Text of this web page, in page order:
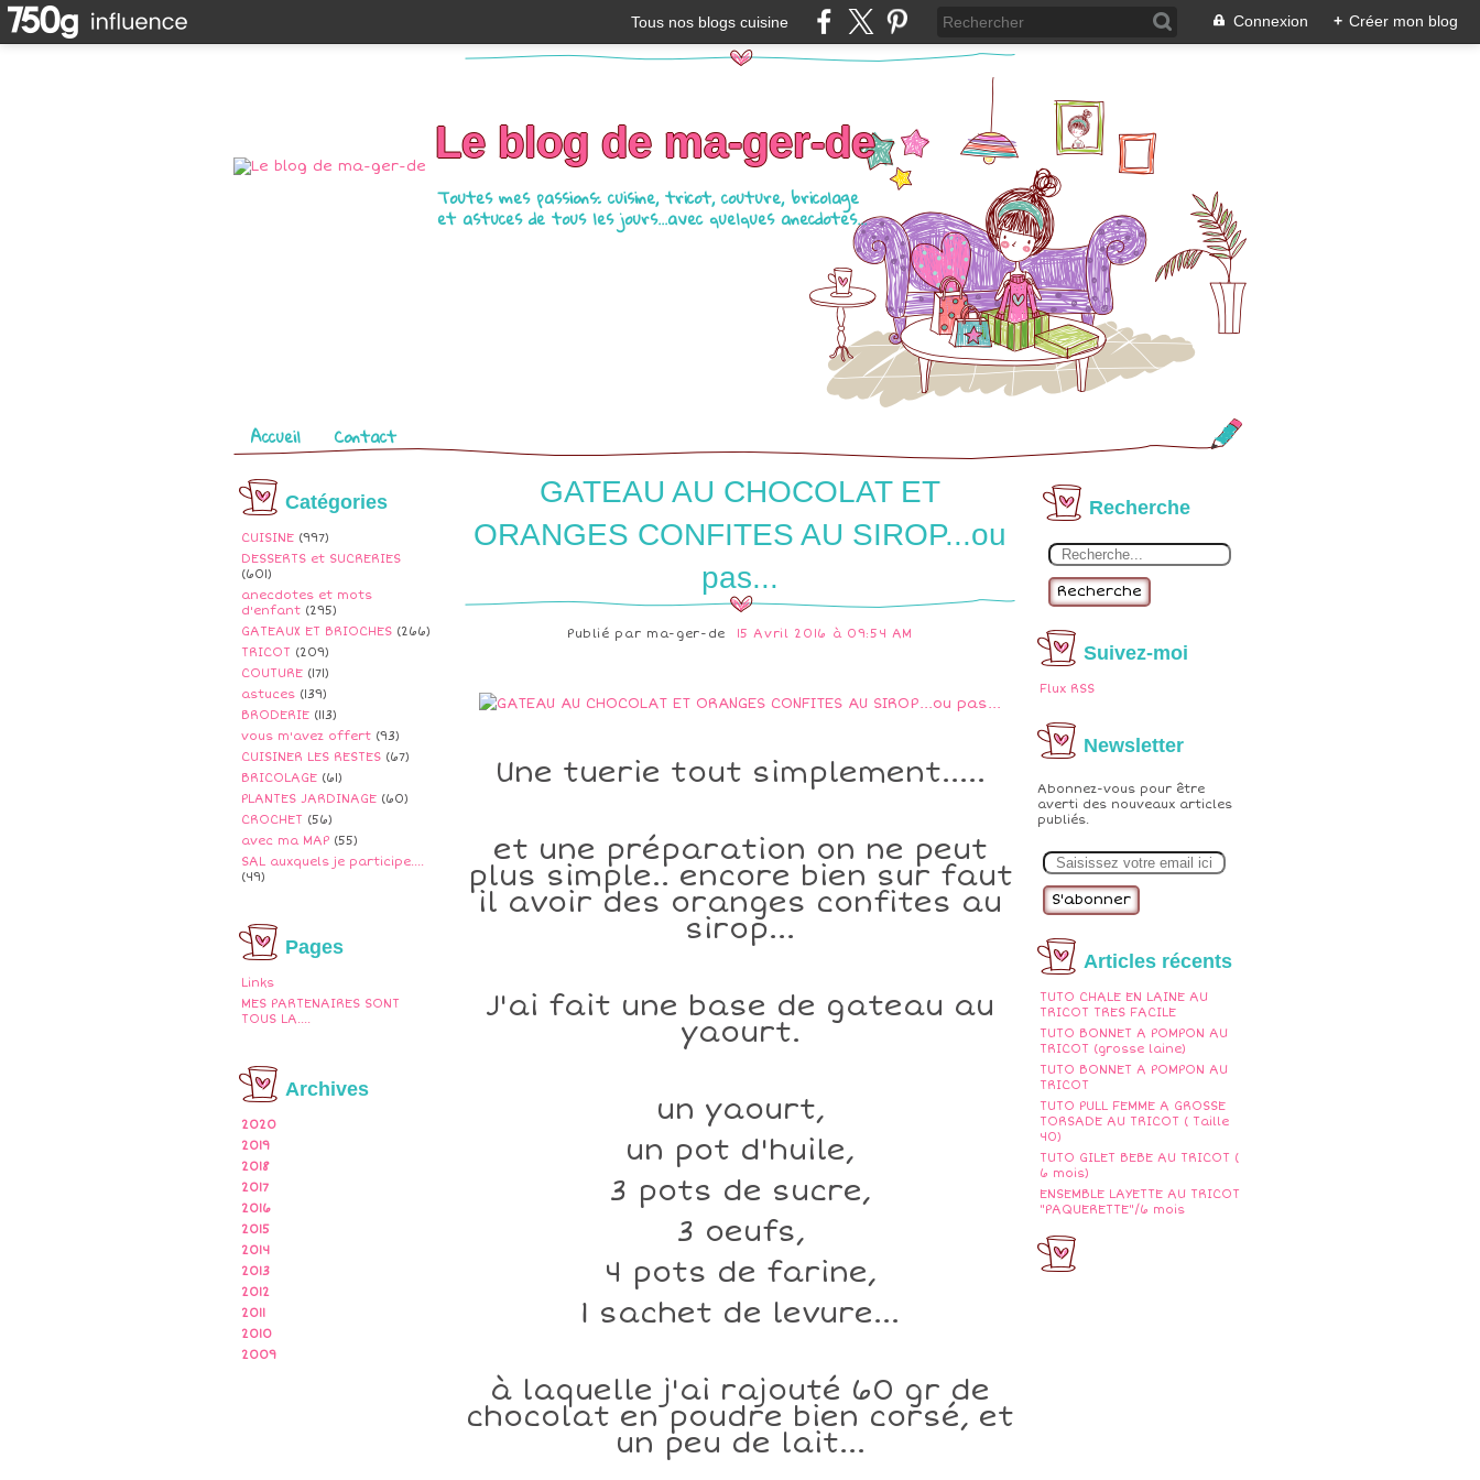
Tous nos blogs cuisine Connexion + Créer mon blog
Le blog de ma-ger-de
Toutes mes passions: cuisine, tricot, couture, bricolage
et astuces de tous les jours...avec quelques anecdotes...
Pages
Accueil Contact
Catégories
CUISINE (997)
DESSERTS et SUCRERIES
(601)
anecdotes et mots
d'enfant (295)
GATEAUX ET BRIOCHES (266)
TRICOT (209)
COUTURE (171)
astuces (139)
BRODERIE (113)
vous m'avez offert (93)
CUISINER LES RESTES (67)
BRICOLAGE (61)
PLANTES JARDINAGE (60)
CROCHET (56)
avec ma MAP (55)
SAL auxquels je participe....
(49)
Pages
Links
MES PARTENAIRES SONT
TOUS LA....
Archives
2020
2019
2018
2017
2016
2015
2014
2013
2012
2011
2010
2009
Recherche
Recherche
Suivez-moi
Flux RSS
Newsletter
Abonnez-vous pour être
averti des nouveaux articles
publiés.
m
Articles récents
TUTO CHALE EN LAINE AU
TRICOT TRES FACILE
TUTO BONNET A POMPON AU
TRICOT (grosse laine)
TUTO BONNET A POMPON AU
TRICOT
TUTO PULL FEMME A GROSSE
TORSADE AU TRICOT ( Taille
40)
TUTO GILET BEBE AU TRICOT (
6 mois)
ENSEMBLE LAYETTE AU TRICOT
"PAQUERETTE"/6 mois
GATEAU AU CHOCOLAT ET
ORANGES CONFITES AU SIROP...ou
pas...
Publié par ma-ger-de 15 Avril 2016 à 09:54 AM
Une tuerie tout simplement.....
et une préparation on ne peut
plus simple.. encore bien sur faut
il avoir des oranges confites au
sirop...
J'ai fait une base de gateau au
yaourt.
un yaourt,
un pot d'huile,
3 pots de sucre,
3 oeufs,
4 pots de farine,
1 sachet de levure...
à laquelle j'ai rajouté 60 gr de
chocolat en poudre bien corsé, et
un peu de lait...